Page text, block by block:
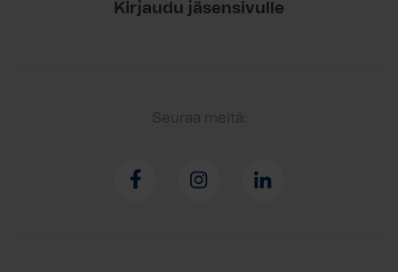
Kirjaudu jäsensivulle
Seuraa meitä: